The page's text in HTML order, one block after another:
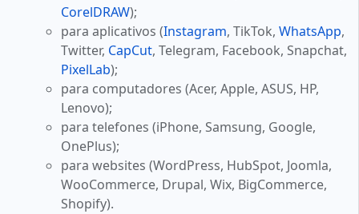
CorelDRAW);
para aplicativos (Instagram, TikTok, WhatsApp,
Twitter, CapCut, Telegram, Facebook, Snapchat,
PixelLab);
para computadores (Acer, Apple, ASUS, HP,
Lenovo);
para telefones (iPhone, Samsung, Google,
OnePlus);
para websites (WordPress, HubSpot, Joomla,
WooCommerce, Drupal, Wix, BigCommerce,
Shopify).